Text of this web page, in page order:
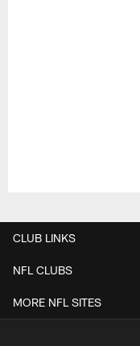
CLUB LINKS
NFL CLUBS
MORE NFL SITES